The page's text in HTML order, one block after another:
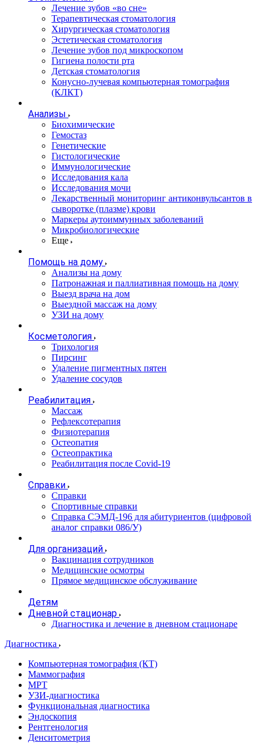
Лечение зубов «во сне»
Терапевтическая стоматология
Хирургическая стоматология
Эстетическая стоматология
Лечение зубов под микроскопом
Гигиена полости рта
Детская стоматология
Конусно-лучевая компьютерная томография
(КЛКТ)
Анализы
Биохимические
Гемостаз
Генетические
Гистологические
Иммунологические
Исследования кала
Исследования мочи
Лекарственный мониторинг антиконвульсантов в
сыворотке (плазме) крови
Маркеры аутоиммунных заболеваний
Микробиологические
Еще
Помощь на дому
Анализы на дому
Патронажная и паллиативная помощь на дому
Выезд врача на дом
Выездной массаж на дому
УЗИ на дому
Косметология
Трихология
Пирсинг
Удаление пигментных пятен
Удаление сосудов
Реабилитация
Массаж
Рефлексотерапия
Физиотерапия
Остеопатия
Остеопрактика
Реабилитация после Covid-19
Справки
Справки
Спортивные справки
Справка СЭМД‑196 для абитуриентов (цифровой
аналог справки 086/У)
Для организаций
Вакцинация сотрудников
Медицинские осмотры
Прямое медицинское обслуживание
Детям
Дневной стационар
Диагностика и лечение в дневном стационаре
Диагностика
Компьютерная томография (КТ)
Маммография
МРТ
УЗИ-диагностика
Функциональная диагностика
Эндоскопия
Рентгенология
Денситометрия